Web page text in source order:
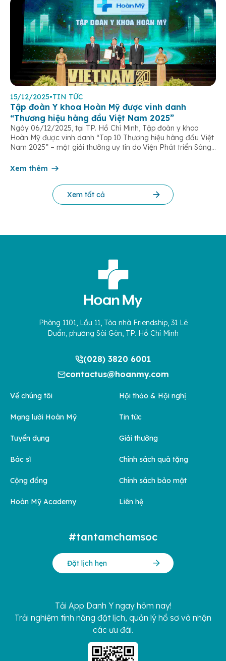
15/12/2025•TIN TỨC
Tập đoàn Y khoa Hoàn Mỹ được vinh danh
“Thương hiệu hàng đầu Việt Nam 2025”
Ngày 06/12/2025, tại TP. Hồ Chí Minh, Tập đoàn y khoa
Hoàn Mỹ được vinh danh “Top 10 Thương hiệu hàng đầu Việt
Nam 2025” – một giải thưởng uy tín do Viện Phát triển Sáng
cứu Phát triển Doanh nghiệp Châu Á […]
Xem thêm
Xem tất cả
Phòng 1101, Lầu 11, Tòa nhà Friendship, 31 Lê
Duẩn, phường Sài Gòn, TP. Hồ Chí Minh
(028) 3820 6001
contactus@hoanmy.com
Về chúng tôi
Mạng lưới Hoàn Mỹ
Tuyển dụng
Bác sĩ
Cộng đồng
Hoàn Mỹ Academy
Hội thảo & Hội nghị
Tin tức
Giải thưởng
Chính sách quà tặng
Chính sách bảo mật
Liên hệ
#tantamchamsoc
Đặt lịch hẹn
Tải App Danh Y ngay hôm nay!
Trải nghiệm tính năng đặt lịch, quản lý hồ sơ và nhận
các ưu đãi.